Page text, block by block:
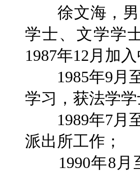
徐文海，男
学士、文学学
1987年12月加
1985年9月至
学习，获法学学
1989年7月至
派出所工作；
1990年8月至